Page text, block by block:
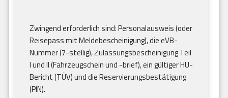
Zwingend erforderlich sind: Personalausweis (oder
Reisepass mit Meldebescheinigung), die eVB-
Nummer (7-stellig), Zulassungsbescheinigung Teil
I und II (Fahrzeugschein und -brief), ein gültiger HU-
Bericht (TÜV) und die Reservierungsbestätigung
(PIN).